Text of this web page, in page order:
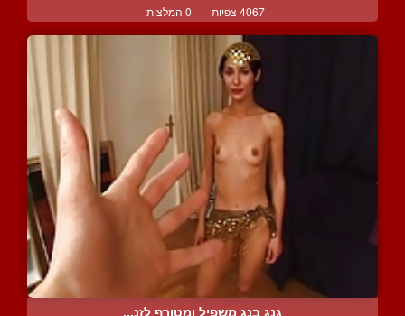
4067 צפיות | 0 המלצות
גנג בנג משפיל ומטורף לזנ...